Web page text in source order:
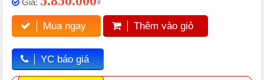
Giá:
₫
Mua ngay Thêm vào giỏ
YC báo giá